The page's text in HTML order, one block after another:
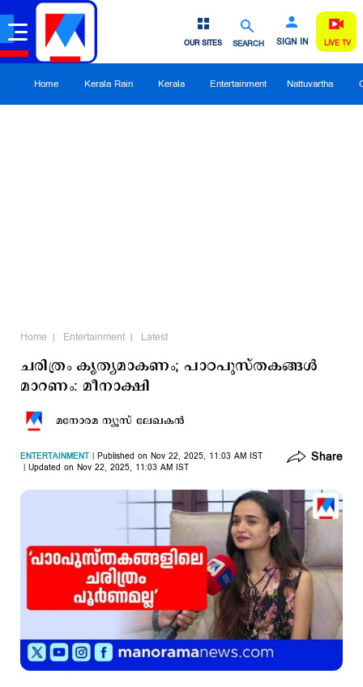
SEARCH SIGN IN
OUR SITES LIVE TV
Home Kerala Rain Kerala Entertainment Nattuvartha
Home Entertainment Latest
ചരിത്രം കൃത്യമാകണം; പാഠപുസ്തകങ്ങള്‍
മാറണം: മീനാക്ഷി
മനോരമ ന്യൂസ് ലേഖകന്‍
ENTERTAINMENT
Published on Nov 22, 2025, 11:03 AM IST
Updated on Nov 22, 2025, 11:03 AM IST
Share